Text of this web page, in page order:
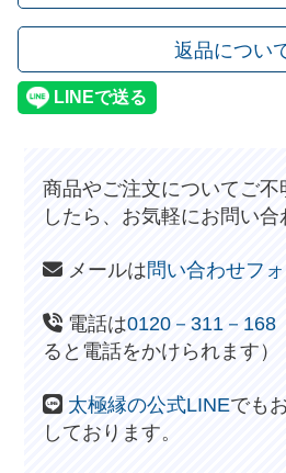
返品につい
商品やご注文についてご不
したら、お気軽にお問い合
メールは問い合わせフ
電話は0120－311－168
ると電話をかけられます）
太極縁の公式LINEでも
しております。